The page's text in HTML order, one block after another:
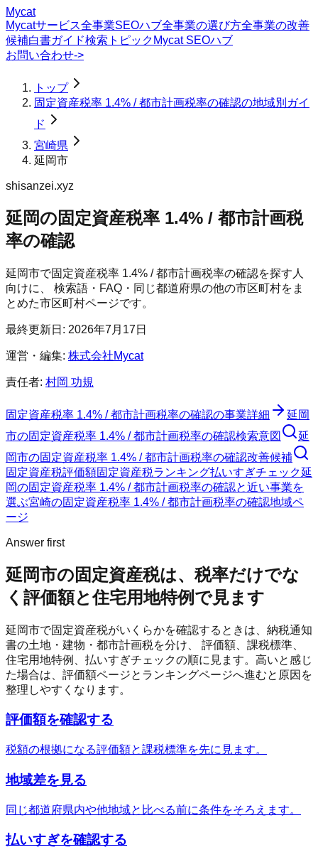
Mycat
Mycatサービス全事業SEOハブ全事業の選び方全事業の改善
候補白書ガイド検索トピック Mycat SEOハブ
お問い合わせ->
トップ
固定資産税率 1.4% / 都市計画税率の確認の地域別ガイ
ド
宮崎県
延岡市
shisanzei.xyz
延岡の固定資産税率 1.4% / 都市計画税
率の確認
延岡市で固定資産税率 1.4% / 都市計画税率の確認を探す人
向けに、 検索語・FAQ・同じ都道府県の他の市区町村をま
とめた市区町村ページです。
最終更新日: 2026年7月17日
運営・編集: 株式会社Mycat
責任者: 村岡 功規
固定資産税率 1.4% / 都市計画税率の確認の事業詳細
延岡
市の固定資産税率 1.4% / 都市計画税率の確認検索意図
延
岡市の固定資産税率 1.4% / 都市計画税率の確認改善候補
固定資産税評価額固定資産税ランキング払いすぎチェック延
岡の固定資産税率 1.4% / 都市計画税率の確認と近い事業を
選ぶ宮崎の固定資産税率 1.4% / 都市計画税率の確認地域ペ
ージ
Answer first
延岡市の固定資産税は、税率だけでな
く評価額と住宅用地特例で見ます
延岡市で固定資産税がいくらかを確認するときは、納税通知
書の土地・建物・都市計画税を分け、 評価額、課税標準、
住宅用地特例、払いすぎチェックの順に見ます。高いと感じ
た場合は、評価額ページとランキングページへ進むと原因を
整理しやすくなります。
評価額を確認する
税額の根拠になる評価額と課税標準を先に見ます。
地域差を見る
同じ都道府県内や他地域と比べる前に条件をそろえます。
払いすぎを確認する